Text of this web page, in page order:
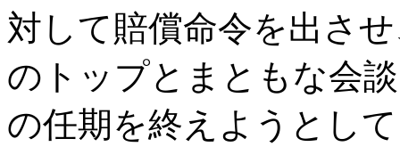
対して賠償命令を出さ
のトップとまともな会
の任期を終えようとし